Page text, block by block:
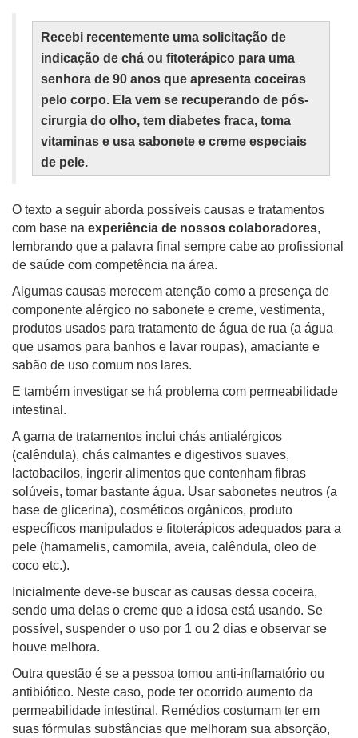
Recebi recentemente uma solicitação de
indicação de chá ou fitoterápico para uma
senhora de 90 anos que apresenta coceiras
pelo corpo. Ela vem se recuperando de pós-
cirurgia do olho, tem diabetes fraca, toma
vitaminas e usa sabonete e creme especiais
de pele.
O texto a seguir aborda possíveis causas e tratamentos
com base na experiência de nossos colaboradores,
lembrando que a palavra final sempre cabe ao profissional
de saúde com competência na área.
Algumas causas merecem atenção como a presença de
componente alérgico no sabonete e creme, vestimenta,
produtos usados para tratamento de água de rua (a água
que usamos para banhos e lavar roupas), amaciante e
sabão de uso comum nos lares.
E também investigar se há problema com permeabilidade
intestinal.
A gama de tratamentos inclui chás antialérgicos
(calêndula), chás calmantes e digestivos suaves,
lactobacilos, ingerir alimentos que contenham fibras
solúveis, tomar bastante água. Usar sabonetes neutros (a
base de glicerina), cosméticos orgânicos, produto
específicos manipulados e fitoterápicos adequados para a
pele (hamamelis, camomila, aveia, calêndula, oleo de
coco etc.).
Inicialmente deve-se buscar as causas dessa coceira,
sendo uma delas o creme que a idosa está usando. Se
possível, suspender o uso por 1 ou 2 dias e observar se
houve melhora.
Outra questão é se a pessoa tomou anti-inflamatório ou
antibiótico. Neste caso, pode ter ocorrido aumento da
permeabilidade intestinal. Remédios costumam ter em
suas fórmulas substâncias que melhoram sua absorção,